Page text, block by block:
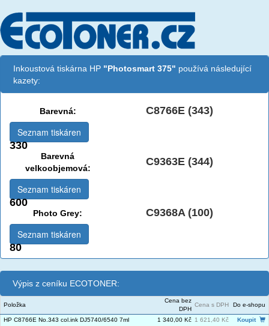
Inkoustová tiskárna HP "Photosmart 375" používá následující
kazety:
Barevná: C8766E (343)
330
Seznam tiskáren
Barevná
velkoobjemová:
C9363E (344)
600
Seznam tiskáren
Photo Grey: C9368A (100)
80
Seznam tiskáren
Výpis z ceníku ECOTONER:
Položka
Cena bez
DPH
Cena s DPH Do e-shopu
HP C8766E No.343 col.ink DJ5740/6540 7ml 1 340,00 Kč 1 621,40 Kč
Koupit